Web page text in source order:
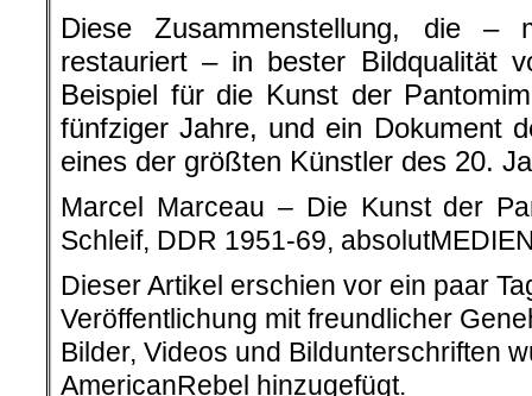
Diese Zusammenstellung, die –
restauriert – in bester Bildqualität
Beispiel für die Kunst der
fünfziger Jahre, und ein Dokument
eines der größten Künstler des 20.
Marcel Marceau – Die Kunst der
Schleif, DDR 1951-69,
Dieser Artikel erschien vor ein paar
Veröffentlichung mit freundlicher
Bilder, Videos und Bildunterschriften
AmericanRebel hinzugefügt.